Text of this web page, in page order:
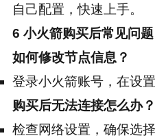
自己配置，快速上手。
6 小火箭购买后常见问题
如何修改节点信息？
登录小火箭账号，在设
购买后无法连接怎么办？
检查网络设置，确保选